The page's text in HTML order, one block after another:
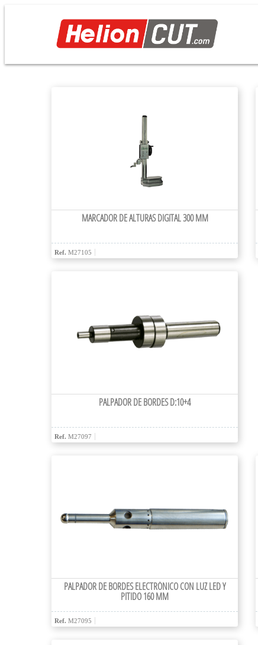
MARCADOR DE ALTURAS DIGITAL 300 MM
Ref. M27105
PALPADOR DE BORDES D:10+4
Ref. M27097
PALPADOR DE BORDES ELECTRÓNICO CON LUZ LED Y
PITIDO 160 MM
Ref. M27095